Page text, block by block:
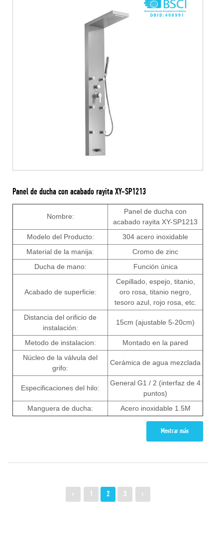
Panel de ducha con acabado rayita XY-SP1213
Nombre:
Panel de ducha con
acabado rayita XY-SP1213
Modelo del Producto:
304 acero inoxidable
Material de la manija:
Cromo de zinc
Ducha de mano:
Función única
Acabado de superficie:
Cepillado, espejo, titanio,
oro rosa, titanio negro,
tesoro azul, rojo rosa, etc.
Distancia del orificio de
instalación:
15cm (ajustable 5-20cm)
Metodo de instalacion:
Montado en la pared
Núcleo de la válvula del
grifo:
Cerámica de agua mezclada
Especificaciones del hilo:
General G1 / 2 (interfaz de 4
puntos)
Manguera de ducha:
Acero inoxidable 1.5M
Mostrar más
‹ 1 2 3 ›